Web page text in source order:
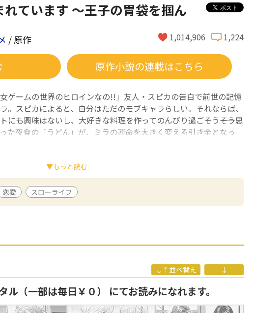
ています ～王子の胃袋を掴ん
/ 原作 1,014,906 1,224
原作小説の連載はこちら
ゲームの世界のヒロインなの!!」友人・スピカの告白で前世の記憶
。スピカによると、自分はただのモブキャラらしい。それならば、
も興味はないし、大好きな料理を作ってのんびり過ごそう――そう思
た夜食の「うどん」が、ミラの運命を大きく変える引き金となっ
編集長賞』を受賞後、『モブなのに巻き込まれています～王子の胃袋を掴
飼い猫をこよなく愛する。
のおかあさま』（レジーナブックス）で出版デビュー。主な著書に「モ
の胃袋を掴んだらしい～」シリーズ（レジーナ文庫）がある。たくましい
が好き。
▼もっと読む
恋愛 スローライフ
↓↑並べ替え ↓
（一部は毎日￥０） にてお読みになれます。